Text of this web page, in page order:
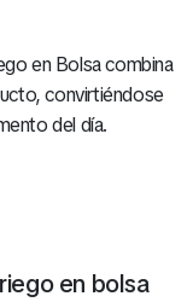
en Bolsa combina
convirtiéndose
del día.
en bolsa